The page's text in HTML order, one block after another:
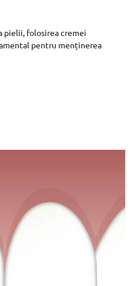
pielii, folosirea cremei
pentru menținerea